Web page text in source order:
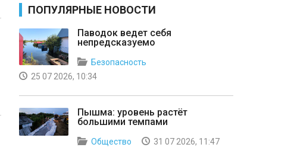
ПОПУЛЯРНЫЕ НОВОСТИ
Паводок ведет себя
непредсказуемо
Безопасность
25 07 2026, 10:34
Пышма: уровень растёт
большими темпами
Общество 31 07 2026, 11:47